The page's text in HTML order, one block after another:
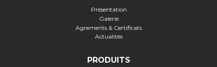
Présentation
Galerie
Agrements & Certificats
Actualités
PRODUITS